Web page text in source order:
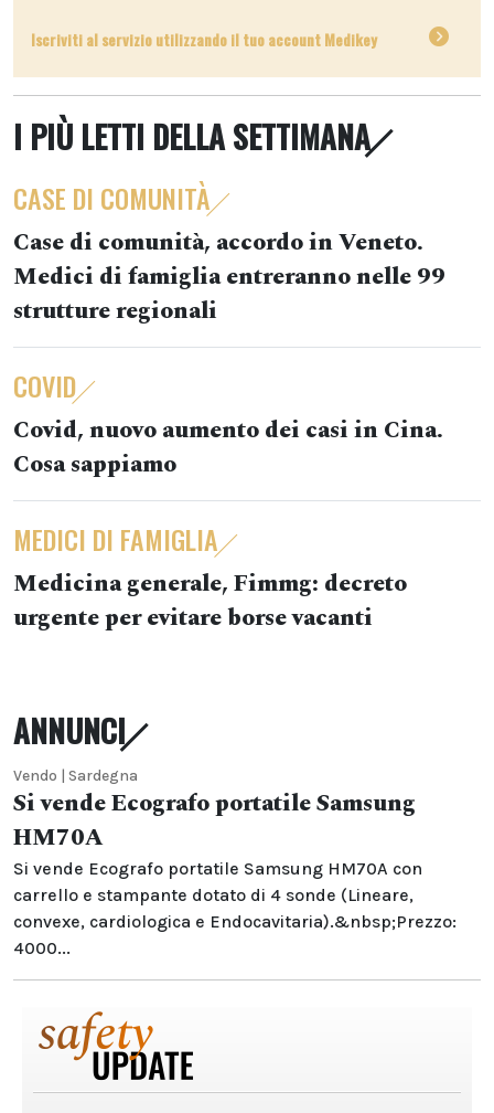
Iscriviti al servizio utilizzando il tuo account Medikey
I PIÙ LETTI DELLA SETTIMANA
CASE DI COMUNITÀ
Case di comunità, accordo in Veneto.
Medici di famiglia entreranno nelle 99
strutture regionali
COVID
Covid, nuovo aumento dei casi in Cina.
Cosa sappiamo
MEDICI DI FAMIGLIA
Medicina generale, Fimmg: decreto
urgente per evitare borse vacanti
ANNUNCI
Vendo | Sardegna
Si vende Ecografo portatile Samsung
HM70A
Si vende Ecografo portatile Samsung HM70A con
carrello e stampante dotato di 4 sonde (Lineare,
convexe, cardiologica e Endocavitaria).&nbsp;Prezzo:
4000...